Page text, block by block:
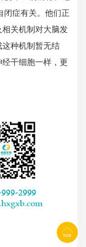
闭症有关。他们正
关机制对大脑发
种机制暂无结
干细胞一样，更